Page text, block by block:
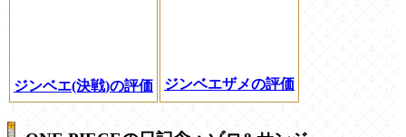
ジンベエ(決戦)の評価 ジンベエザメの評価